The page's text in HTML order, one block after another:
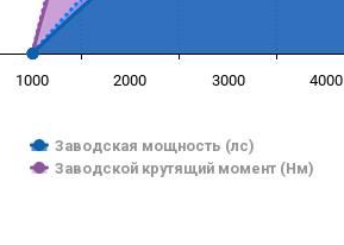
Заводская мощность (лс)
Заводской крутящий момент (Нм)
1000 2000 3000 4000